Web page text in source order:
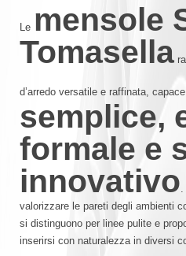
Le mensole
Tomasella
d’arredo versatile e raffinata,
semplice,
formale e
innovativo
valorizzare le pareti degli ambienti
si distinguono per linee pulite e
inserirsi con naturalezza in diversi